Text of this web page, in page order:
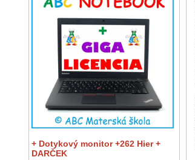
+ Dotykový monitor +262 Hier +
DARČEK